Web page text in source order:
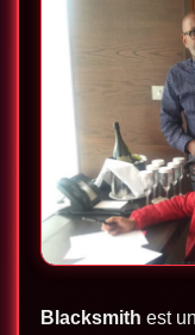
Blacksmith est